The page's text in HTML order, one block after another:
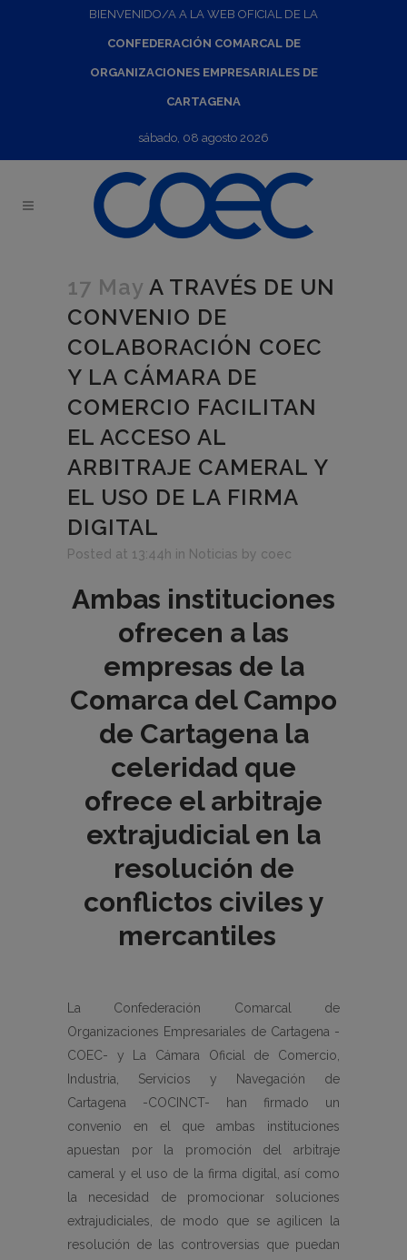
BIENVENIDO/A A LA WEB OFICIAL DE LA
CONFEDERACIÓN COMARCAL DE
ORGANIZACIONES EMPRESARIALES DE
CARTAGENA
sábado, 08 agosto 2026
17 May A TRAVÉS DE UN
CONVENIO DE
COLABORACIÓN COEC
Y LA CÁMARA DE
COMERCIO FACILITAN
EL ACCESO AL
ARBITRAJE CAMERAL Y
EL USO DE LA FIRMA
DIGITAL
Posted at 13:44h in Noticias by coec
Ambas instituciones
ofrecen a las
empresas de la
Comarca del Campo
de Cartagena la
celeridad que
ofrece el arbitraje
extrajudicial en la
resolución de
conflictos civiles y
mercantiles
La Confederación Comarcal de
Organizaciones Empresariales de Cartagena -
COEC- y La Cámara Oficial de Comercio,
Industria, Servicios y Navegación de
Cartagena -COCINCT- han firmado un
convenio en el que ambas instituciones
apuestan por la promoción del arbitraje
cameral y el uso de la firma digital, así como
la necesidad de promocionar soluciones
extrajudiciales, de modo que se agilicen la
resolución de las controversias que puedan